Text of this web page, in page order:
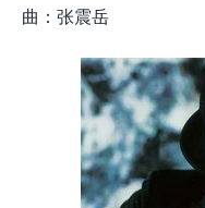
曲：张震岳